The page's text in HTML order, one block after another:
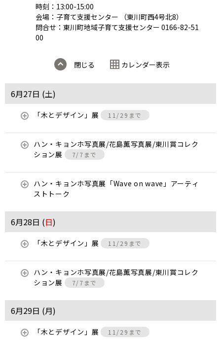
時刻：13:00-15:00
会場：子育て支援センター （東川町西4号北8）
問合せ：東川町地域子育て支援センター 0166-82-51
00
閉じる カレンダー表示
6月27日 (土)
「木とデザイン」展 11/29まで
ハン・キョンホ写真展/花島薫写真展/東川賞コレク
ション展
7/7まで
ハン・キョンホ写真展「Wave on wave」アーティ
ストトーク
6月28日 (日)
「木とデザイン」展 11/29まで
ハン・キョンホ写真展/花島薫写真展/東川賞コレク
ション展
7/7まで
6月29日 (月)
「木とデザイン」展 11/29まで